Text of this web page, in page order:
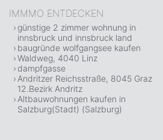
IMMMO ENTDECKEN
günstige 2 zimmer wohnung in
innsbruck und innsbruck land
baugründe wolfgangsee kaufen
Waldweg, 4040 Linz
dampfgasse
Andritzer Reichsstraße, 8045 Graz
12.Bezirk Andritz
Altbauwohnungen kaufen in
Salzburg(Stadt) (Salzburg)